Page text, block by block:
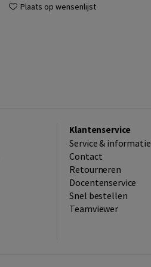
Plaats op wensenlijst
Klantenservice
Service & informatie
Contact
Retourneren
Docentenservice
Snel bestellen
Teamviewer